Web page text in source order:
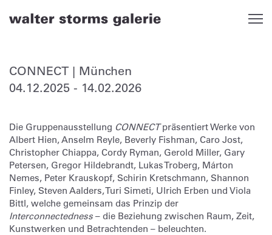
CONNECT | München
04.12.2025 - 14.02.2026
Die Gruppenausstellung CONNECTpräsentiert Werke von
Albert Hien, Anselm Reyle, Beverly Fishman, Caro Jost,
Christopher Chiappa, Cordy Ryman, Gerold Miller, Gary
Petersen, Gregor Hildebrandt, Lukas Troberg, Márton
Nemes, Peter Krauskopf, Schirin Kretschmann, Shannon
Finley, Steven Aalders, Turi Simeti, Ulrich Erben und Viola
Bittl, welche gemeinsam das Prinzip der
Interconnectedness – die Beziehung zwischen Raum, Zeit,
Kunstwerken und Betrachtenden – beleuchten.